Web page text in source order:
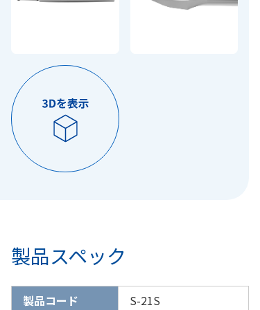
製品スペック
製品コード
S-21S